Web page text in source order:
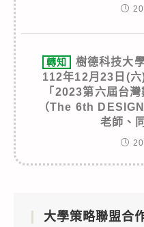
轉知
樹德科技大
112年12月23日(
「2023第六屆台
（The 6th
老師、
大學策略聯盟合